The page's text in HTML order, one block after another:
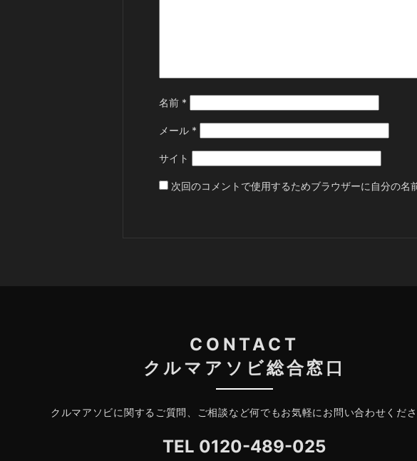
名前 *
メール *
サイト
次回のコメントで使用するためブラウザーに自分の名
CONTACT
クルマアソビ総合窓口
クルマアソビに関するご質問、ご相談など何でもお気軽にお問い合わせくださ
TEL 0120-489-025